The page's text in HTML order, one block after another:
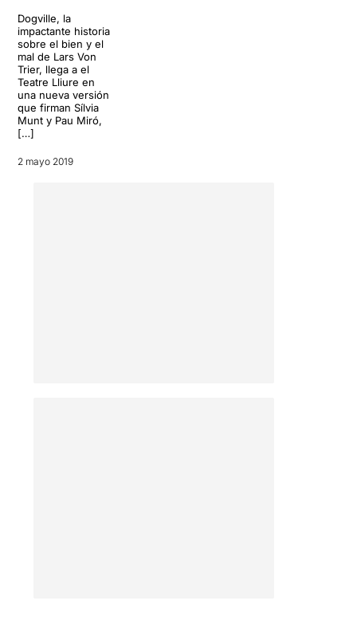
Dogville, la
impactante historia
sobre el bien y el
mal de Lars Von
Trier, llega a el
Teatre Lliure en
una nueva versión
que firman Sílvia
Munt y Pau Miró,
[…]
2 mayo 2019